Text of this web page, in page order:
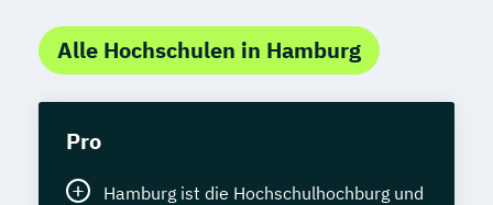
Alle Hochschulen in Hamburg
Pro
Hamburg ist die Hochschulhochburg und